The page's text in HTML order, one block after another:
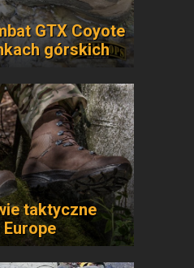
GTX Coyote
górskich
taktyczne
Europe